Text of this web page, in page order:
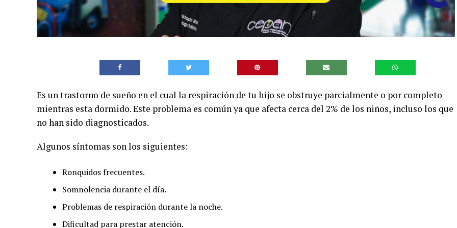
Es un trastorno de sueño en el cual la respiración de tu hijo se obstruye parcialmente o por completo
mientras esta dormido. Este problema es común ya que afecta cerca del 2% de los niños, incluso los que
no han sido diagnosticados.
Algunos síntomas son los siguientes:
Ronquidos frecuentes.
Somnolencia durante el día.
Problemas de respiración durante la noche.
Dificultad para prestar atención.